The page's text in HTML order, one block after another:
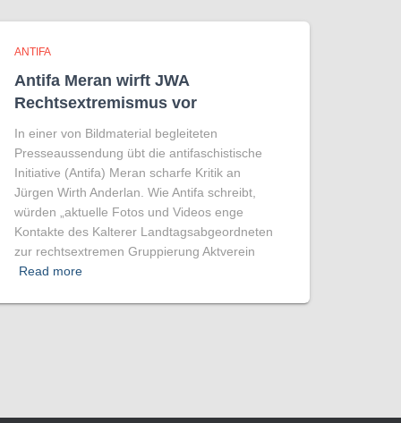
ANTIFA
Antifa Meran wirft JWA
Rechtsextremismus vor
In einer von Bildmaterial begleiteten
Presseaussendung übt die antifaschistische
Initiative (Antifa) Meran scharfe Kritik an
Jürgen Wirth Anderlan. Wie Antifa schreibt,
würden „aktuelle Fotos und Videos enge
Kontakte des Kalterer Landtagsabgeordneten
zur rechtsextremen Gruppierung Aktverein
Read more